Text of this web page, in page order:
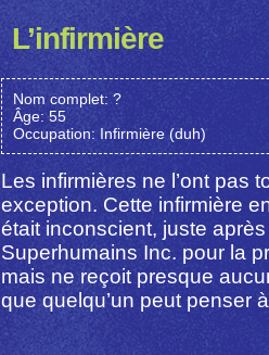
L’infirmière
Nom complet: ?
Âge: 55
Occupation: Infirmière (duh)
Les infirmières ne l’ont pas
exception. Cette infirmière
était inconscient, juste
Superhumains Inc. pour la
mais ne reçoit presque
que quelqu’un peut penser